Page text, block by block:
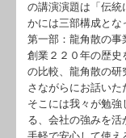
の講演演題は「伝統
かには三部構成とな
第一部：龍角散の事
創業２２０年の歴史
の比較、龍角散の研
さながらにお話いた
そこには我々が勉強
る、会社の強みを活